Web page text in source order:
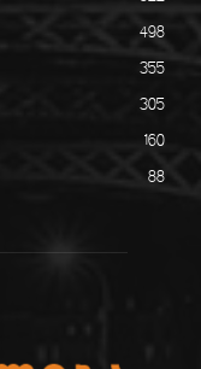
498
355
305
160
88